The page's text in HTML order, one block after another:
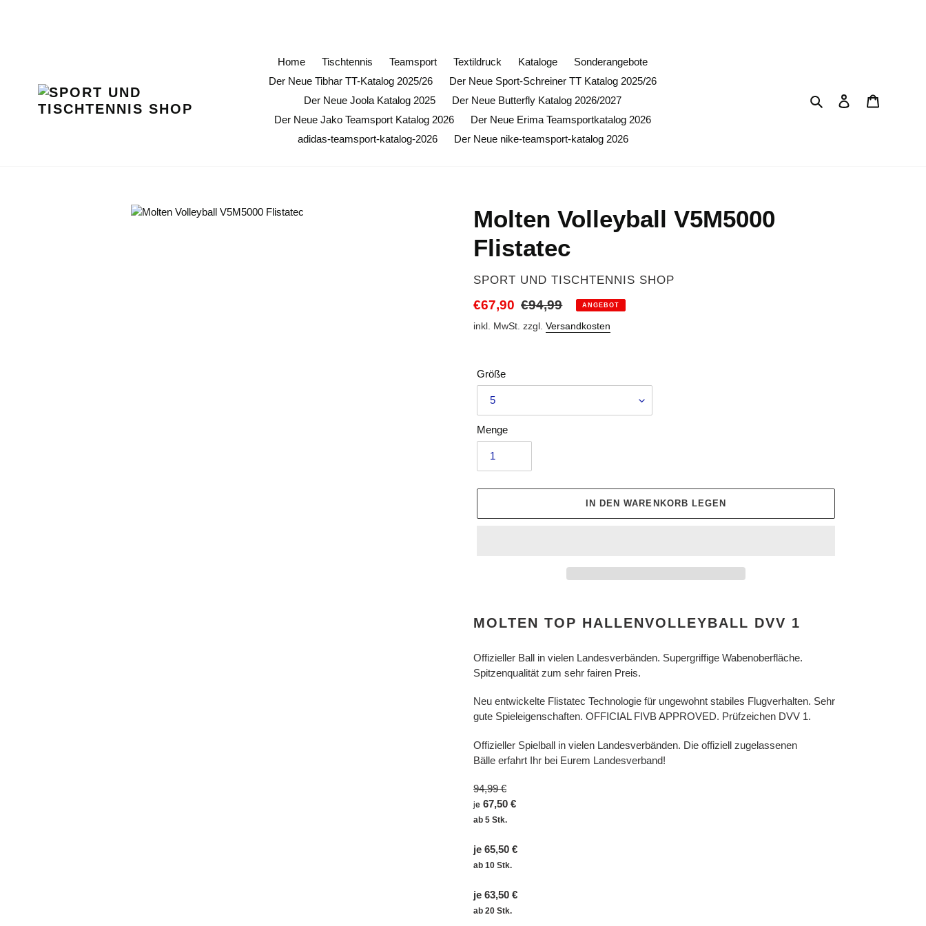
Home Tischtennis Teamsport Textildruck Kataloge
Sonderangebote
Der Neue Tibhar TT-Katalog 2025/26
Der Neue Sport-Schreiner TT Katalog 2025/26
Der Neue Joola Katalog 2025
Der Neue Butterfly Katalog 2026/2027
Der Neue Jako Teamsport Katalog 2026
Der Neue Erima Teamsportkatalog 2026
adidas-teamsport-katalog-2026
Der Neue nike-teamsport-katalog 2026
Suchen Einloggen
Molten Volleyball V5M5000
Flistatec
VERKÄUFER
SPORT UND TISCHTENNIS SHOP
Sonderpreis
€67,90 Normaler
Preis
€94,99 ANGEBOT
inkl. MwSt. zzgl. Versandkosten
Größe
Menge
IN DEN WARENKORB LEGEN
wird
zum
hinzugefügt
MOLTEN TOP HALLENVOLLEYBALL DVV 1
Offizieller Ball in vielen Landesverbänden. Supergriffige Wabenoberfläche.
Spitzenqualität zum sehr fairen Preis.
Neu entwickelte Flistatec Technologie für ungewohnt stabiles Flugverhalten. Sehr
gute Spieleigenschaften. OFFICIAL FIVB APPROVED. Prüfzeichen DVV 1.
Offizieller Spielball in vielen Landesverbänden. Die offiziell zugelassenen
Bälle erfahrt Ihr bei Eurem Landesverband!
94,99 €
je 67,50 €
ab 5 Stk.
je 65,50 €
ab 10 Stk.
je 63,50 €
ab 20 Stk.